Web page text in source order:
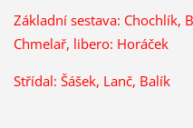
Základní sestava: Chochlík,
Chmelař, libero: Horáček
Střídal: Šášek, Lanč, Balík